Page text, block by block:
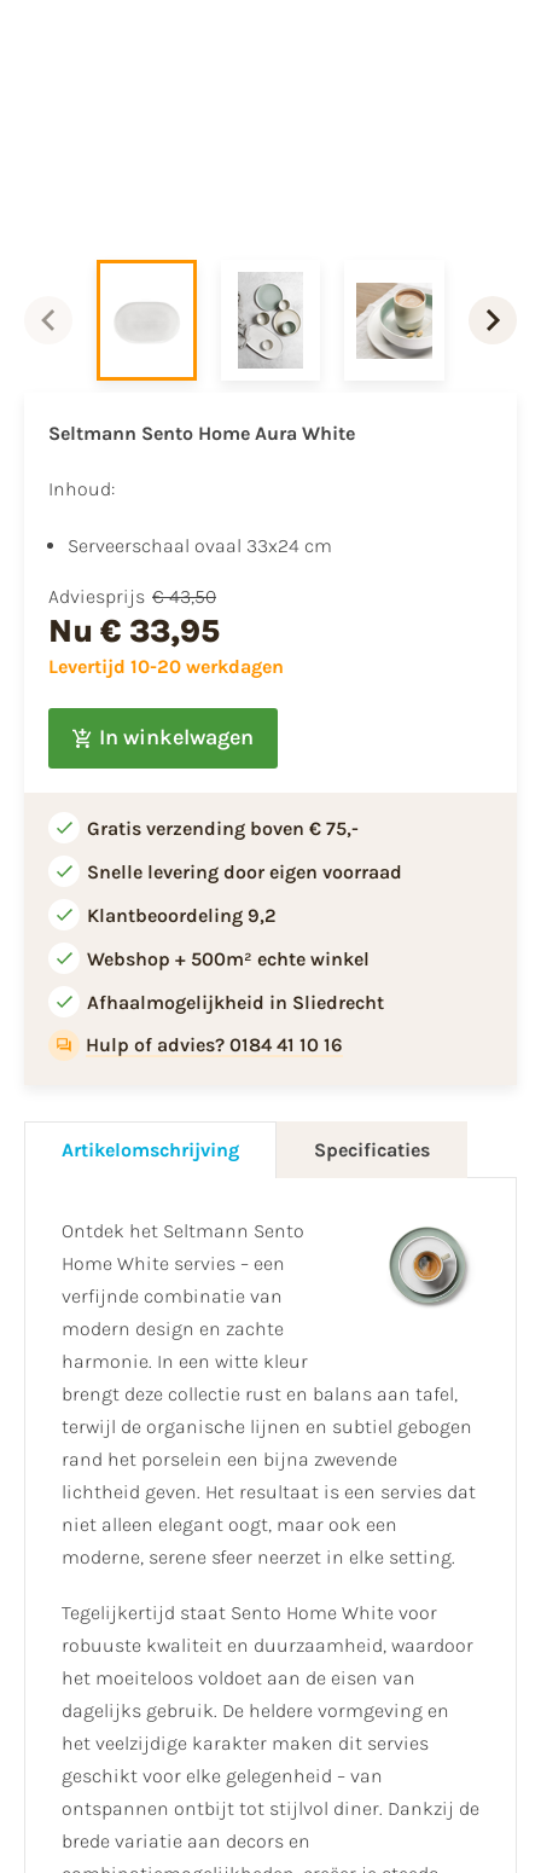
Seltmann Sento Home Aura White
Inhoud:​
​Serveerschaal ovaal 33x24 cm
Adviesprijs € 43,50
Nu € 33,95
Levertijd 10-20 werkdagen
In winkelwagen
Gratis verzending boven € 75,-
Snelle levering door eigen voorraad
Klantbeoordeling 9,2
Webshop + 500m² echte winkel
Afhaalmogelijkheid in Sliedrecht
Hulp of advies? 0184 41 10 16
Artikelomschrijving Specificaties
Ontdek het Seltmann Sento
Home White servies – een
verfijnde combinatie van
modern design en zachte
harmonie. In een witte kleur
brengt deze collectie rust en balans aan tafel,
terwijl de organische lijnen en subtiel gebogen
rand het porselein een bijna zwevende
lichtheid geven. Het resultaat is een servies dat
niet alleen elegant oogt, maar ook een
moderne, serene sfeer neerzet in elke setting.
Tegelijkertijd staat Sento Home White voor
robuuste kwaliteit en duurzaamheid, waardoor
het moeiteloos voldoet aan de eisen van
dagelijks gebruik. De heldere vormgeving en
het veelzijdige karakter maken dit servies
geschikt voor elke gelegenheid – van
ontspannen ontbijt tot stijlvol diner. Dankzij de
brede variatie aan decors en